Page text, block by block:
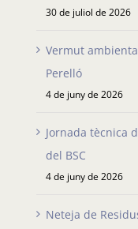
30 de juliol de 2026
Vermut
Perelló
4 de juny de 2026
Jornada tècnica
del BSC
4 de juny de 2026
Neteja de